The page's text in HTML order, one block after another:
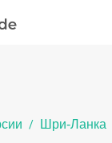
/ Шри-Ланка